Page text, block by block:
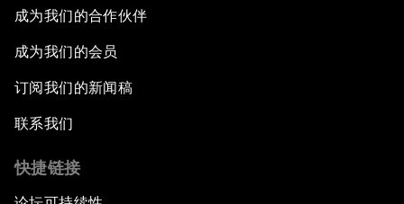
成为我们的合作伙伴
成为我们的会员
订阅我们的新闻稿
联系我们
快捷链接